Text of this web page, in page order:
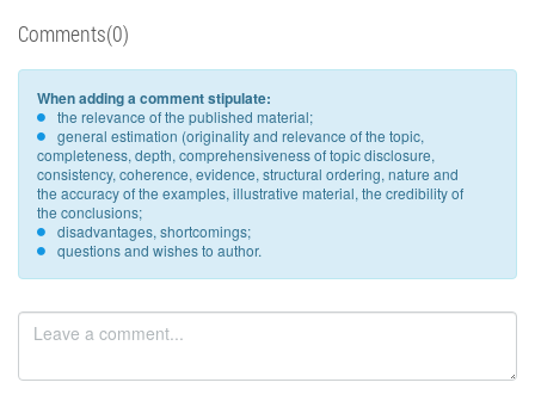
Comments(0)
When adding a comment stipulate:
the relevance of the published material;
general estimation (originality and relevance of the topic,
completeness, depth, comprehensiveness of topic disclosure,
consistency, coherence, evidence, structural ordering, nature and
the accuracy of the examples, illustrative material, the credibility of
the conclusions;
disadvantages, shortcomings;
questions and wishes to author.